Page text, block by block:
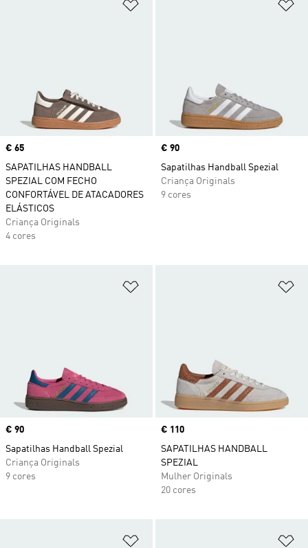
Price
€ 65
SAPATILHAS HANDBALL
SPEZIAL COM FECHO
CONFORTÁVEL DE ATACADORES
ELÁSTICOS
Criança Originals
4 cores
Price
€ 90
Sapatilhas Handball Spezial
Criança Originals
9 cores
Price
€ 90
Sapatilhas Handball Spezial
Criança Originals
9 cores
Price
€ 110
SAPATILHAS HANDBALL
SPEZIAL
Mulher Originals
20 cores